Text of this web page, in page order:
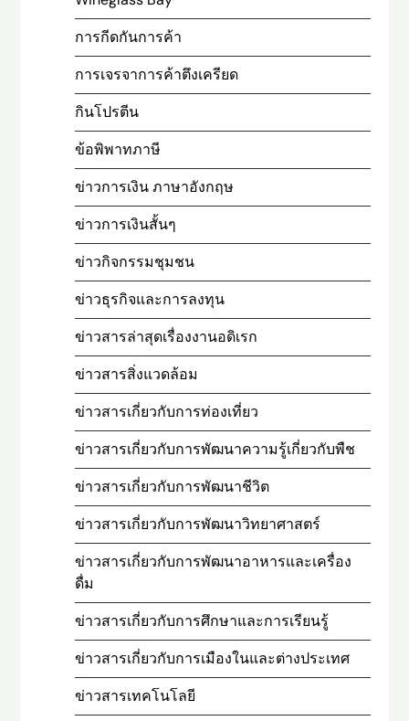
การกีดกันการค้า
การเจรจาการค้าตึงเครียด
กินโปรตีน
ข้อพิพาทภาษี
ข่าวการเงิน ภาษาอังกฤษ
ข่าวการเงินสั้นๆ
ข่าวกิจกรรมชุมชน
ข่าวธุรกิจและการลงทุน
ข่าวสารล่าสุดเรื่องงานอดิเรก
ข่าวสารสิ่งแวดล้อม
ข่าวสารเกี่ยวกับการท่องเที่ยว
ข่าวสารเกี่ยวกับการพัฒนาความรู้เกี่ยวกับพืช
ข่าวสารเกี่ยวกับการพัฒนาชีวิต
ข่าวสารเกี่ยวกับการพัฒนาวิทยาศาสตร์
ข่าวสารเกี่ยวกับการพัฒนาอาหารและเครื่อง
ดื่ม
ข่าวสารเกี่ยวกับการศึกษาและการเรียนรู้
ข่าวสารเกี่ยวกับการเมืองในและต่างประเทศ
ข่าวสารเทคโนโลยี